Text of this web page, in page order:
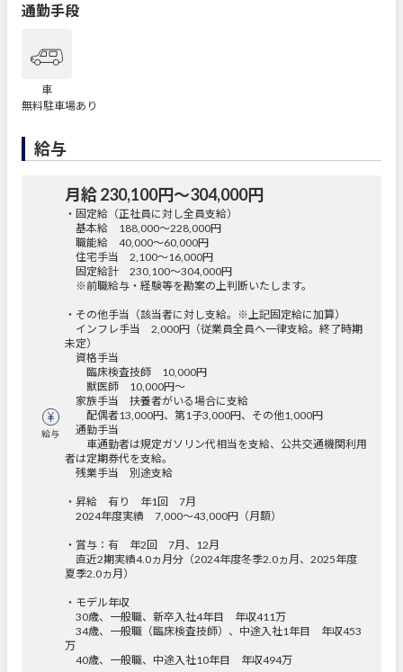
通勤手段
車
無料駐車場あり
給与
給与
月給 230,100円〜304,000円
・固定給（正社員に対し全員支給）
基本給 188,000～228,000円
職能給 40,000～60,000円
住宅手当 2,100～16,000円
固定給計 230,100～304,000円
※前職給与・経験等を勘案の上判断いたします。
・その他手当（該当者に対し支給。※上記固定給に加算）
インフレ手当 2,000円（従業員全員へ一律支給。終了時期
未定）
資格手当
臨床検査技師 10,000円
獣医師 10,000円～
家族手当 扶養者がいる場合に支給
配偶者13,000円、第1子3,000円、その他1,000円
通勤手当
車通勤者は規定ガソリン代相当を支給、公共交通機関利用
者は定期券代を支給。
残業手当 別途支給
・昇給 有り 年1回 7月
2024年度実績 7,000～43,000円（月額）
・賞与：有 年2回 7月、12月
直近2期実績4.0ヵ月分（2024年度冬季2.0ヵ月、2025年度
夏季2.0ヵ月）
・モデル年収
30歳、一般職、新卒入社4年目 年収411万
34歳、一般職（臨床検査技師）、中途入社1年目 年収453
万
40歳、一般職、中途入社10年目 年収494万